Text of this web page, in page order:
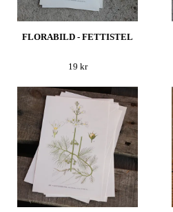
FLORABILD - FETTISTEL
19 kr